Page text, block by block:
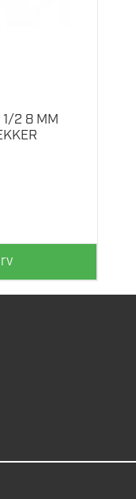
1/2 8 MM